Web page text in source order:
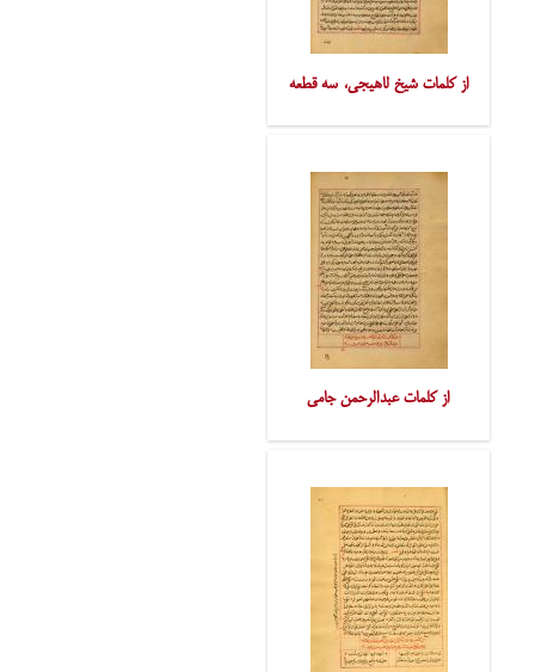
از کلمات شیخ لاهیجی، سه قطعه
از کلمات عبدالرحمن جامی